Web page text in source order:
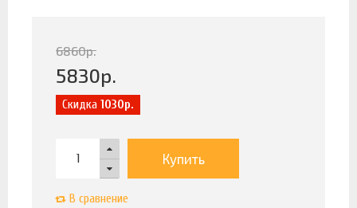
6860р.
5830р.
Скидка 1030р.
Купить
В сравнение